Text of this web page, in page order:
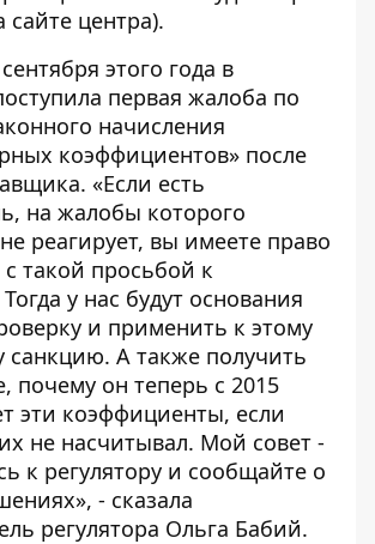
сайте центра).
этого года в
первая жалоба по
начисления
коэффициентов» после
«Если есть
на жалобы которого
реагирует, вы имеете право
такой просьбой к
у нас будут основания
и применить к этому
санкцию. А также получить
почему он теперь с 2015
эти коэффициенты, если
не насчитывал. Мой совет -
к регулятору и сообщайте о
- сказала
регулятора Ольга Бабий.